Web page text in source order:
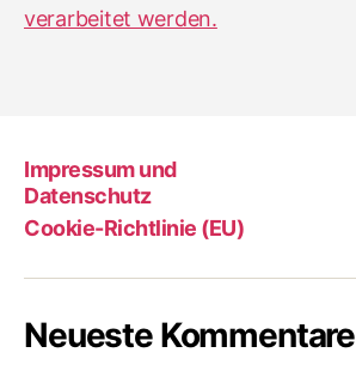
verarbeitet werden.
Impressum und
Datenschutz
Cookie-Richtlinie (EU)
Neueste Kommentare